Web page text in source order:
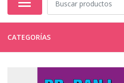
CATEGORÍAS